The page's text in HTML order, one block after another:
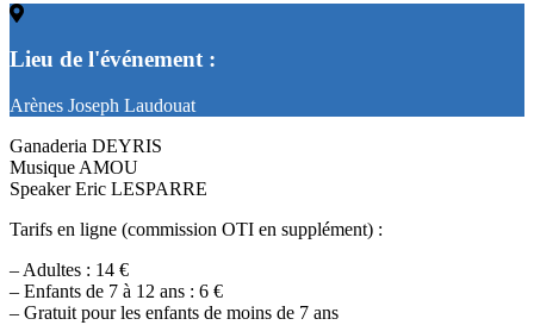
Lieu de l'événement :
Arènes Joseph Laudouat
Ganaderia DEYRIS
Musique AMOU
Speaker Eric LESPARRE
Tarifs en ligne (commission OTI en supplément) :
– Adultes : 14 €
– Enfants de 7 à 12 ans : 6 €
– Gratuit pour les enfants de moins de 7 ans